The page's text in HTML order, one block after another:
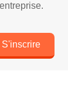
entreprise.
S'inscrire